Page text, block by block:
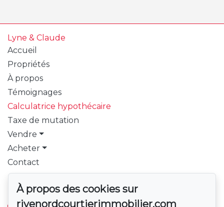
Lyne & Claude
Accueil
Propriétés
À propos
Témoignages
Calculatrice hypothécaire
Taxe de mutation
Vendre
Acheter
Contact
Pour nous joindre
PROPRIO DIRECT
À propos des cookies sur
rivenordcourtierimmobilier.com